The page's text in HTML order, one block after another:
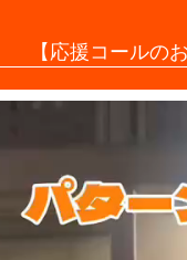
【応援コールの